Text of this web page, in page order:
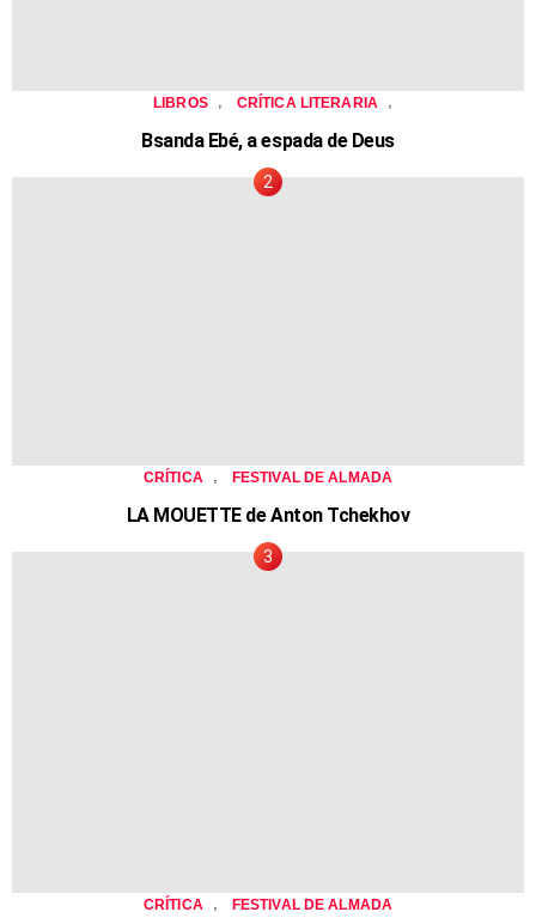
LIBROS , CRÍTICA LITERARIA ,
Bsanda Ebé, a espada de Deus
CRÍTICA , FESTIVAL DE ALMADA
LA MOUETTE de Anton Tchekhov
CRÍTICA , FESTIVAL DE ALMADA